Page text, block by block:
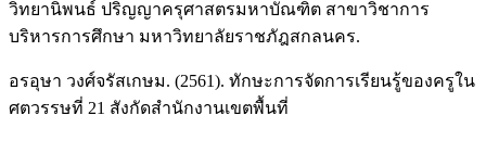
วิทยานิพนธ์ ปริญญาครุศาสตรมหาบัณฑิต สาขาวิชาการ
บริหารการศึกษา มหาวิทยาลัยราชภัฎสกลนคร.
อรอุษา วงศ์จรัสเกษม. (2561). ทักษะการจัดการเรียนรู้ของครูใน
ศตวรรษที่ 21 สังกัดสำนักงานเขตพื้นที่